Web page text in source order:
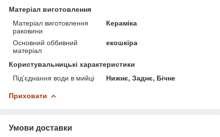
Матеріал виготовлення
Матеріал виготовлення
раковини
Кераміка
Основний оббивний
матеріал
екошкіра
Користувальницькі характеристики
Під'єднання води в мийці
Нижнє, Заднє, Бічне
Приховати
Умови доставки